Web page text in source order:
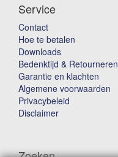
Service
Contact
Hoe te betalen
Downloads
Bedenktijd & Retourneren
Garantie en klachten
Algemene voorwaarden
Privacybeleid
Disclaimer